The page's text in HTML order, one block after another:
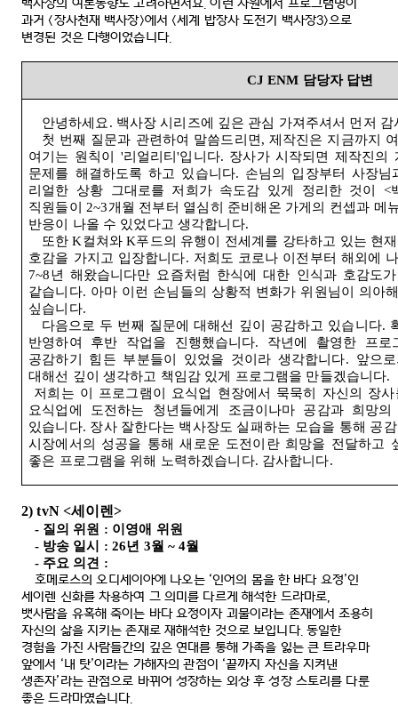
백사장의 여론동향도 고려하면서요 .이런 차원에서 프로그램명이
과거<장사천재 백사장>에서<세계 밥장사 도전기 백사장3>으로
변경된 것은 다행이었습니다.
CJ ENM 담당자 답변
안녕하세요 . 백사장 시리즈에 깊은 관심 가져주셔서 먼저
첫 번째 질문과 관련하여 말씀드리면 , 제작진은 지금까지
여기는 원칙이
'리얼리티'입니다. 장사가 시작되면 제작진의
문제를 해결하도록 하고 있습니다. 손님의 입장부터 사장
리얼한 상황 그대로를 저희가 속도감 있게 정리한 것이
<
직원들이
2~3개월 전부터 열심히 준비해온 가게의 컨셉과 메
반응이 나올 수 있었다고 생각합니다.
또한 K컬쳐와K푸드의 유행이 전세계를 강타하고 있는 현
호감을 가지고 입장합니다. 저희도 코로나 이전부터 해외에
7~8년 해왔습니다만 요즘처럼 한식에 대한 인식과 호감도
같습니다. 아마 이런 손님들의 상황적 변화가 위원님이 의아
싶습니다.
다음으로 두 번째 질문에 대해선 깊이 공감하고 있습니다.
반영하여 후반 작업을 진행했습니다. 작년에 촬영한 프로
공감하기 힘든 부분들이 있었을 것이라 생각합니다. 앞으
대해선 깊이 생각하고 책임감 있게 프로그램을 만들겠습니다.
저희는 이 프로그램이 요식업 현장에서 묵묵히 자신의 장
요식업에 도전하는 청년들에게 조금이나마 공감과 희망
있습니다. 장사 잘한다는 백사장도 실패하는 모습을 통해 공
시장에서의 성공을 통해 새로운 도전이란 희망을 전달하고
좋은 프로그램을 위해 노력하겠습니다. 감사합니다.
2) tvN <세이렌>
- 질의 위원 : 이영애 위원
- 방송 일시 : 26년 3월 ~ 4월
- 주요 의견 :
호메로스의 오디세이아에 나오는 ‘인어의 몸을 한 바다 요정’인
세이렌 신화를 차용하여 그 의미를 다르게 해석한 드라마로,
뱃사람을 유혹해 죽이는 바다 요정이자 괴물이라는 존재에서 조용히
자신의 삶을 지키는 존재로 재해석한 것으로 보입니다. 동일한
경험을 가진 사람들간의 깊은 연대를 통해 가족을 잃는 큰 트라우마
앞에서 ‘내 탓’이라는 가해자의 관점이 ‘끝까지 자신을 지켜낸
생존자’라는 관점으로 바뀌어 성장하는 외상 후 성장 스토리를 다룬
좋은 드라마였습니다.